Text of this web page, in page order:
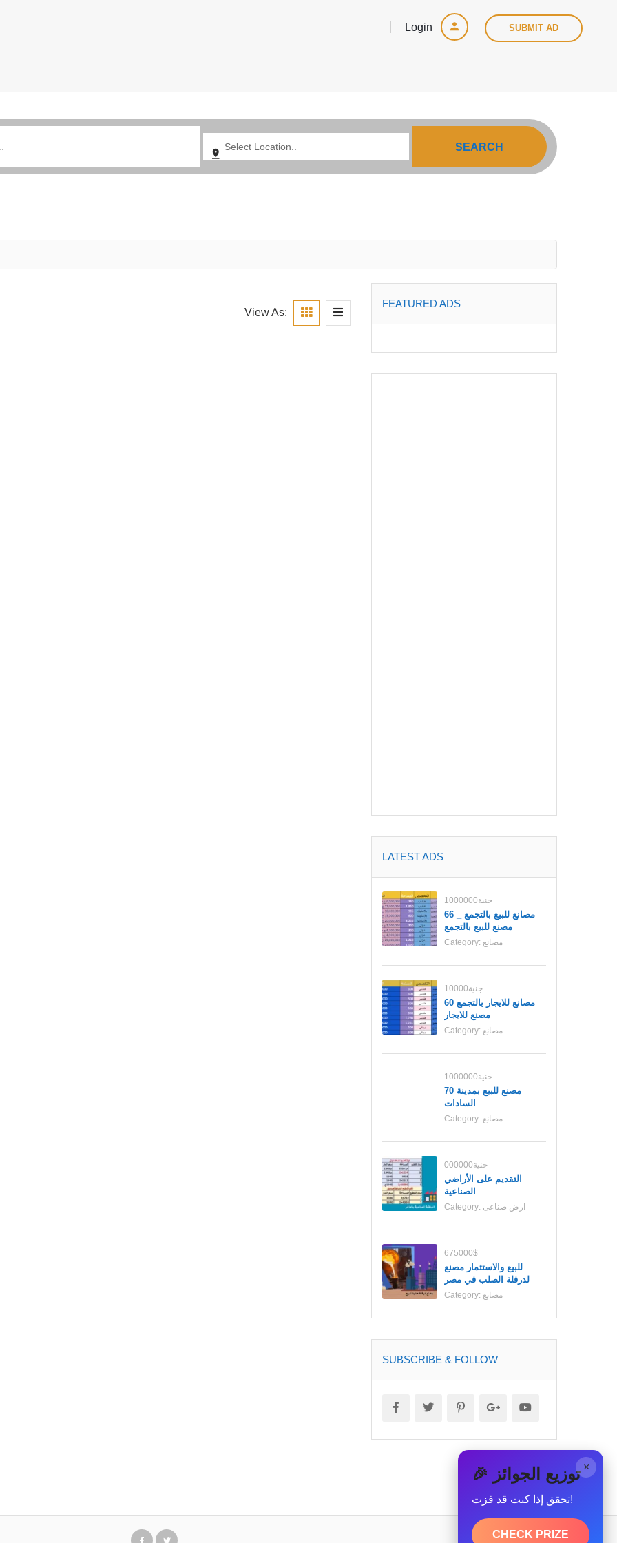
Login SUBMIT AD
SEARCH
View As:
FEATURED ADS
LATEST ADS
1000000جنية
مصانع للبيع بالتجمع _ 66
مصنع للبيع بالتجمع
Category: مصانع
10000جنية
مصانع للايجار بالتجمع 60
مصنع للايجار
Category: مصانع
1000000جنية
70 مصنع للبيع بمدينة
السادات
Category: مصانع
000000جنية
التقديم على الأراضي
الصناعية
Category: ارض صناعى
675000$
للبيع والاستثمار مصنع
لدرفلة الصلب في مصر
Category: مصانع
SUBSCRIBE & FOLLOW
× 🎉 توزيع الجوائز
تحقق إذا كنت قد فزت!
CHECK PRIZE